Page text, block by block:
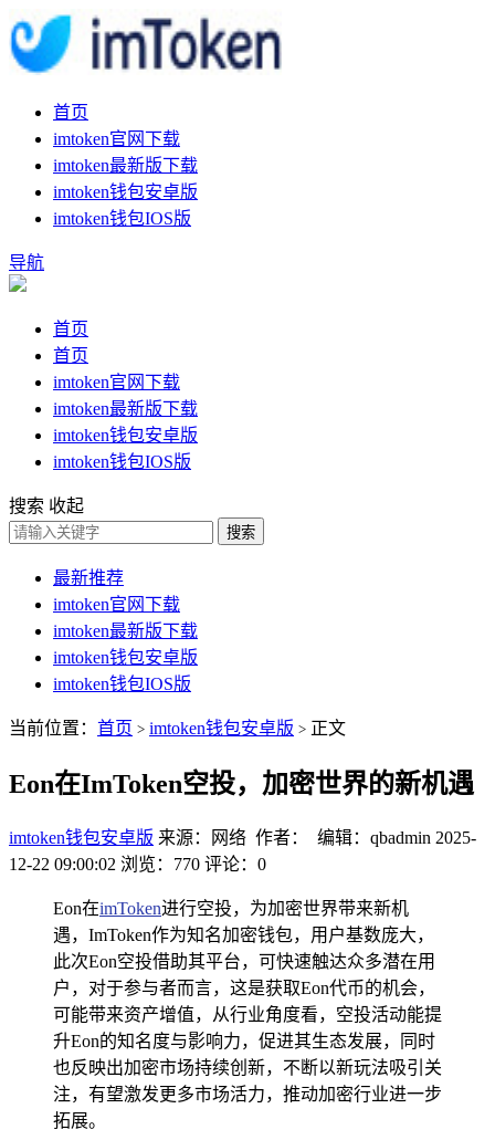
首页
imtoken官网下载
imtoken最新版下载
imtoken钱包安卓版
imtoken钱包IOS版
导航
首页
首页
imtoken官网下载
imtoken最新版下载
imtoken钱包安卓版
imtoken钱包IOS版
搜索 收起
搜索
最新推荐
imtoken官网下载
imtoken最新版下载
imtoken钱包安卓版
imtoken钱包IOS版
当前位置： 首页 > imtoken钱包安卓版 > 正文
Eon在ImToken空投，加密世界的新机遇
imtoken钱包安卓版 来源：网络 作者： 编辑：qbadmin 2025-
12-22 09:00:02 浏览：770 评论：0
Eon在imToken进行空投，为加密世界带来新机
遇，ImToken作为知名加密钱包，用户基数庞大，
此次Eon空投借助其平台，可快速触达众多潜在用
户，对于参与者而言，这是获取Eon代币的机会，
可能带来资产增值，从行业角度看，空投活动能提
升Eon的知名度与影响力，促进其生态发展，同时
也反映出加密市场持续创新，不断以新玩法吸引关
注，有望激发更多市场活力，推动加密行业进一步
拓展。